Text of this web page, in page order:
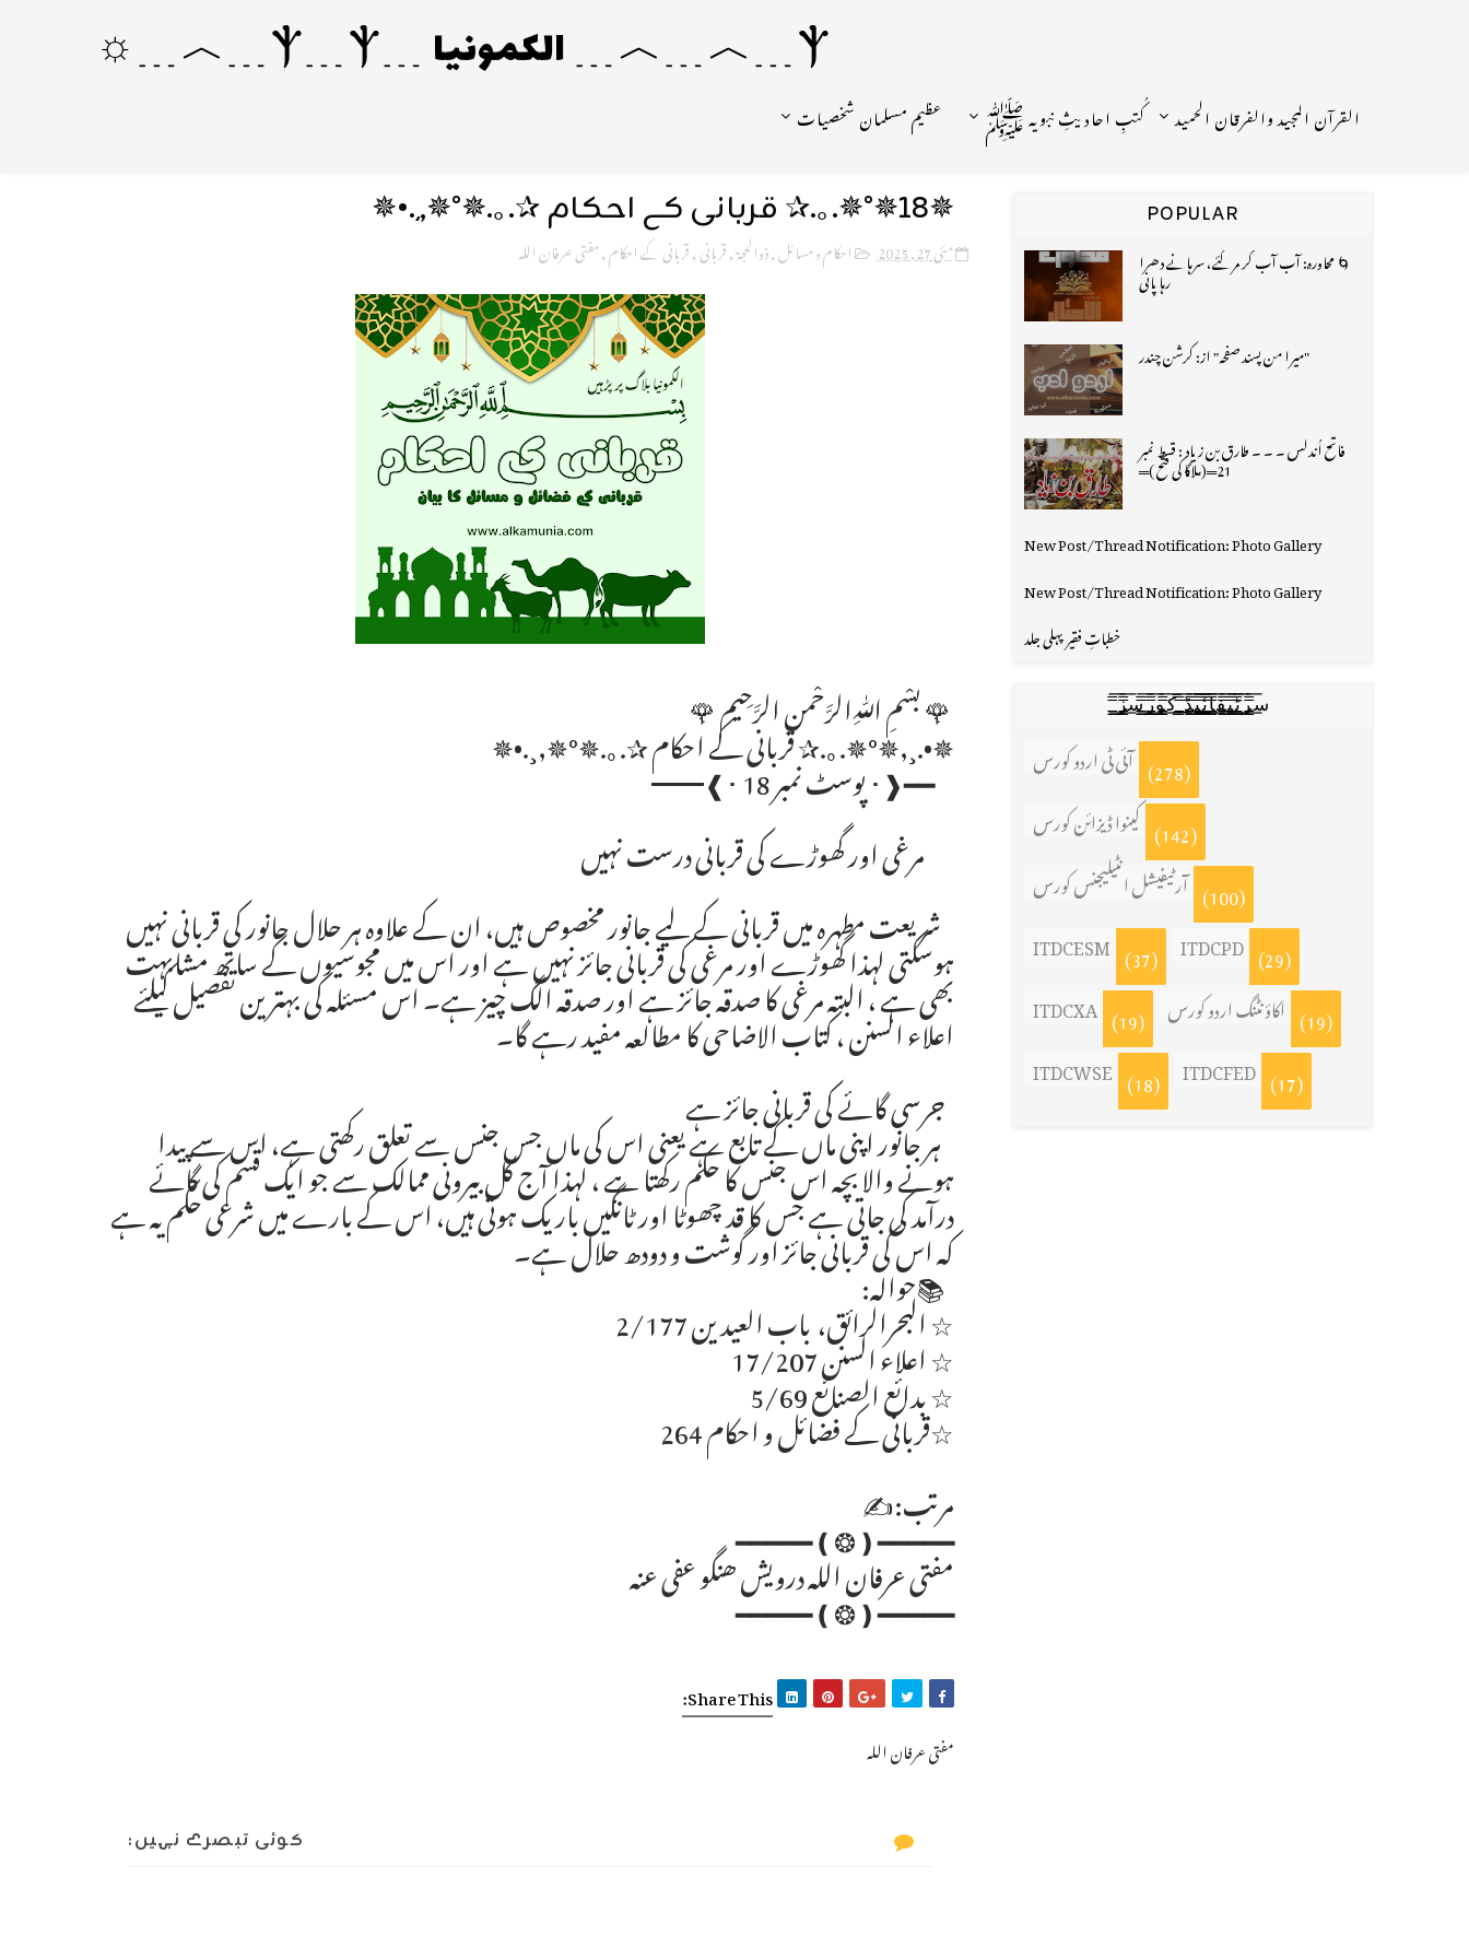
Ⲯ﹍︿﹍︿﹍ الکمونیا ﹍Ⲯ﹍Ⲯ﹍︿﹍☼
القرآن المجید والفرقان الحمید کُتبِ احادیثِ نبویہ ﷺ عظیم مسلمان شخصیات
✵18✵°✵.｡.✰ قربانی کے احکام ✰.｡.✵°✵,¸.•✵
مئی 27, 2025 احکام و مسائل,ذوالحجۃ,قربانی,قربانی کے احکام,مفتی عرفان اللہ
🌹 بسْمِ ﷲِالرَّحْمن الرَّحِيم 🌹
✵•.¸,✵°✵.｡.✰ قربانی کے احکام ✰.｡.✵°✵,¸.•✵
━━❰･ پوسٹ نمبر 18 ･❱━━
مرغی اور گھوڑے کی قربانی درست نہیں
شریعت مطہرہ میں قربانی کے لیے جانور مخصوص ہیں، ان کے علاوہ ہر حلال جانور کی قربانی نہیں
ہوسکتی لہذا گھوڑے اور مرغی کی قربانی جائز نہیں ہے اور اس میں مجوسیوں کے ساتھ مشابہت
بھی ہے ، البتہ مرغی کا صدقہ جائز ہے اور صدقہ الگ چیز ہے۔ اس مسئلہ کی بہترین تفصیل کیلئے
اعلاء السنن ، کتاب الاضاحی کا مطالعہ مفید رہے گا۔
جرسی گائے کی قربانی جائز ہے
ہر جانور اپنی ماں کے تابع ہے یعنی اس کی ماں جس جنس سے تعلق رکھتی ہے، اس سے پیدا
ہونے والا بچہ اس جنس کا حکم رکھتا ہے ، لہذا آج کل بیرونی ممالک سے جو ایک قسم کی گائے
درآمد کی جاتی ہے جس کا قد چھوٹا اور ٹانگیں باریک ہوتی ہیں، اس کے بارے میں شرعی حکم یہ ہے
کہ اس کی قربانی جائز اور گوشت و دودھ حلال ہے۔
📚حوالہ:
☆ البحرالرائق، باب العیدین 2/177
☆ اعلاء السنن 17/207
☆ بدائع الصنائع 5/69
☆قربانی کے فضائل و احکام 264
مرتب:✍
━━━━━❪❂❫━━━━━
مفتی عرفان اللہ درویش ھنگو عفی عنہ
━━━━━❪❂❫━━━━━
Share This:
مفتی عرفان اللہ
کوئی تبصرے نہیں:
POPULAR
🌀 محاورہ: آب آب کر مر گئے، سرہانے دھرا
رہا پانی
"میرا من پسند صفحہ" از: کرشن چندر
فاتح اُندلس ۔ ۔ ۔ طارق بن زیاد : قسط نمبر
21═(ملاگا کی فتح )═
New Post/Thread Notification: Photo Gallery
New Post/Thread Notification: Photo Gallery
خطباتِ فقیر پہلی جلد
س̳̿͟͞ر̳̿͟͞ٹ̳̿͟͞ی̳̿͟͞ف̳̿͟͞ا̳̿͟͞ي̳̳̿ٔ̿͟͟͞͞ی̳̿͟͞ڈ̳̿͟͞ ̳̿͟͞ک̳̿͟͞و̳̿͟͞ر̳̿͟͞س̳̿͟͞ز̳̿͟͞
آئی ٹی اردو کورس (278)
کینوا ڈیزائن کورس (142)
آرٹیفیشل انٹیلیجنس کورس (100)
ITDCESM (37) ITDCPD (29)
ITDCXA (19) اکاؤنٹنگ اردو کورس (19)
ITDCWSE (18) ITDCFED (17)